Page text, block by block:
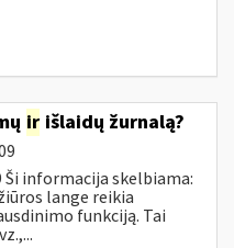
ir išlaidų žurnalą?
informacija skelbiama:
lange reikia
funkciją. Tai